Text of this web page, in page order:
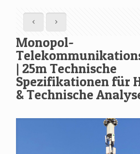
Monopol-
| 25m Technische
Spezifikationen für
& Technische